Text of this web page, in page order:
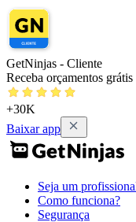
GetNinjas - Cliente
Receba orçamentos grátis
+30K
Baixar app
Seja um
Como funciona?
Segurança